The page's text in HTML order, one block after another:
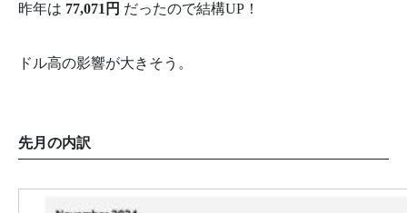
昨年は 77,071円 だったので結構UP！
ドル高の影響が大きそう。
先月の内訳